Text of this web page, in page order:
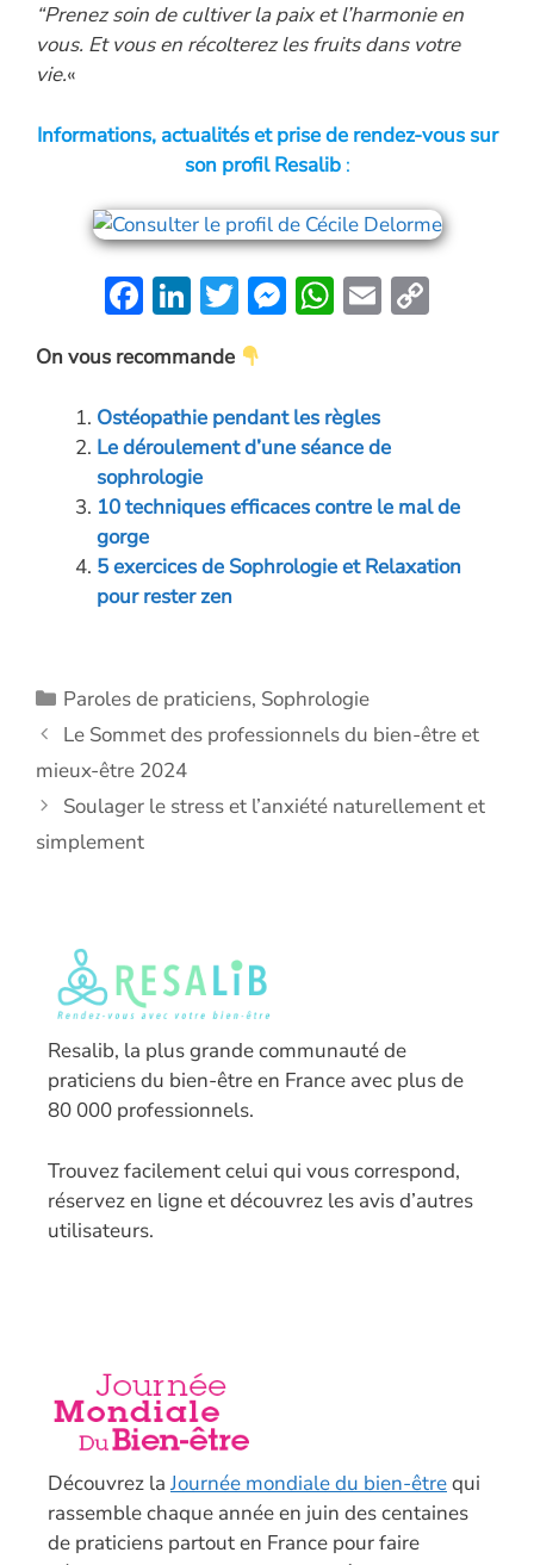
“Prenez soin de cultiver la paix et l’harmonie en
vous. Et vous en récolterez les fruits dans votre
vie.«
Informations, actualités et prise de rendez-vous sur
son profil Resalib:
F
e
b
o
o
k
Li
k
e
dI
n
T
w
itt
er
M
n
g
W
s
A
p
p
E
n
k
On vous recommande
Ostéopathie pendant les règles
Le déroulement d’une séance de
sophrologie
10 techniques efficaces contre le mal de
gorge
5 exercices de Sophrologie et Relaxation
pour rester zen
Catégories
Paroles de praticiens, Sophrologie
Le Sommet des professionnels du bien-être et
mieux-être 2024
Soulager le stress et l’anxiété naturellement et
simplement
Resalib, la plus grande communauté de
praticiens du bien-être en France avec plus de
80 000 professionnels.
Trouvez facilement celui qui vous correspond,
réservez en ligne et découvrez les avis d’autres
utilisateurs.
Découvrez laJournée mondiale du bien-êtrequi
rassemble chaque année en juin des centaines
de praticiens partout en France pour faire